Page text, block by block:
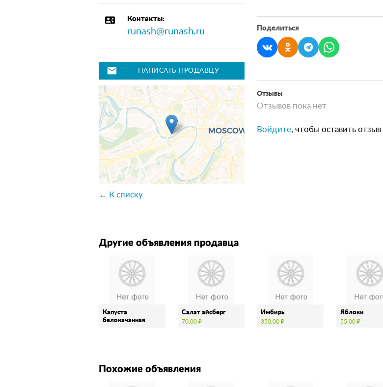
contact_phone Контакты:
runash@runash.ru
mail НАПИСАТЬ ПРОДАВЦУ
← К списку
Поделиться
Отзывы
Отзывов пока нет
Войдите, чтобы оставить отзыв
Другие объявления продавца
Капуста
белокачанная
Салат айсберг
70.00 ₽
Имбирь
350.00 ₽
Яблоки
55.00 ₽
Похожие объявления